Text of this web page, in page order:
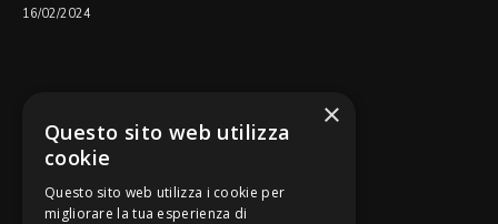
16/02/2024
×
Questo sito web utilizza
cookie
Questo sito web utilizza i cookie per
migliorare la tua esperienza di